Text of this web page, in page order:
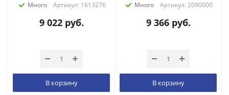
Много Артикул: 1613276
9 022руб.
В корзину
Много Артикул: 2090000
9 366руб.
В корзину